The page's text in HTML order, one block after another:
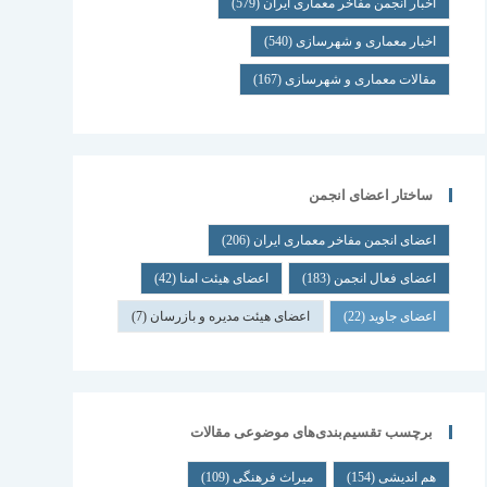
اخبار انجمن مفاخر معماری ایران (579)
اخبار معماری و شهرسازی(540)
مقالات معماری و شهرسازی(167)
ساختار اعضای انجمن
اعضای انجمن مفاخر معماری ایران (206)
اعضای فعال انجمن (183) اعضای هیئت امنا (42)
اعضای جاوید(22) اعضای هیئت مدیره و بازرسان (7)
برچسب تقسیم‌بندی‌های موضوعی مقالات
هم اندیشی(154) میراث فرهنگی(109)